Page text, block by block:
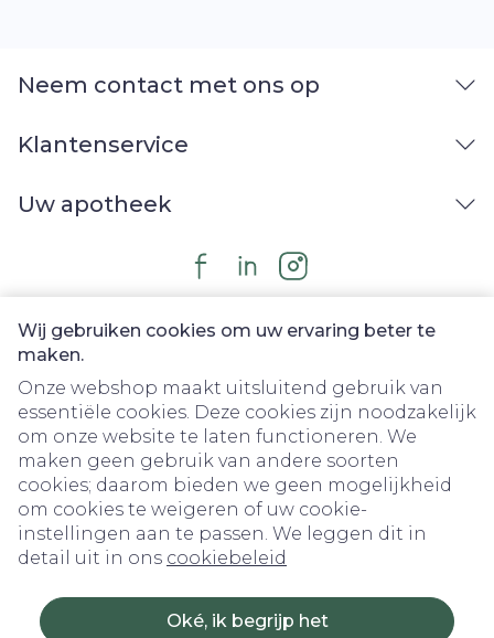
Wij gebruiken cookies om uw ervaring beter te
maken.
Onze webshop maakt uitsluitend gebruik van
essentiële cookies. Deze cookies zijn noodzakelijk
om onze website te laten functioneren. We
maken geen gebruik van andere soorten
cookies; daarom bieden we geen mogelijkheid
om cookies te weigeren of uw cookie-
instellingen aan te passen. We leggen dit in
detail uit in ons cookiebeleid
Oké, ik begrijp het
Neem contact met ons op
Klantenservice
Uw apotheek
Juridische links